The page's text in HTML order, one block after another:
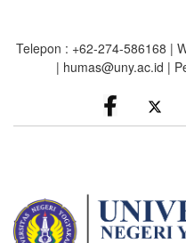
main
Telepon : +62-274-586168 |
| humas@uny.ac.id |
facebook